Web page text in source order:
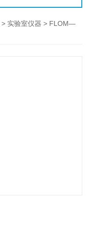
> 实验室仪器 > FLOM—